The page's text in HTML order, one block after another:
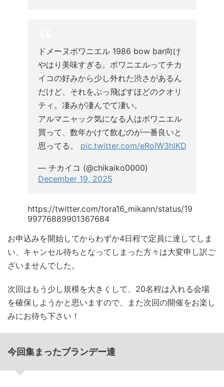
ドメーヌボワニエル 1986 bow bar向け
やはり美味すぎる。ボワニエルってチカ
イコの好みから少し外れた渋さがあるん
だけど、それをぶっ飛ばすほどのクオリ
ティ。凄みが凄んでて凄い。
アルマニャック気になる人はボワニエル
買って、数年かけて飲むのが一番良いと
思ってる。 pic.twitter.com/eRoIW3hlKD
— チカイコ (@chikaiko0000)
December 19, 2025
https://twitter.com/tora16_mikann/status/19
99776889901367684
お申込みを開始してからわずか4日程で定員に達してしま
い、キャンセル待ちとなってしまった方々は大変申し訳ご
ざいませんでした。
次回はもう少し規模を大きくして、20名程は入れる会場
を確保しようかと思いますので、また次回の開催をお楽し
みにお待ち下さい！
今回集まったブランデー達